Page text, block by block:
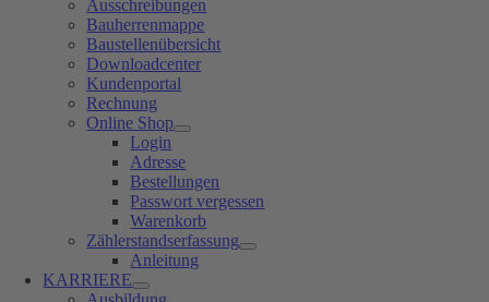
Ausschreibungen
Bauherrenmappe
Baustellenübersicht
Downloadcenter
Kundenportal
Rechnung
Online Shop
Login
Adresse
Bestellungen
Passwort vergessen
Warenkorb
Zählerstandserfassung
Anleitung
KARRIERE